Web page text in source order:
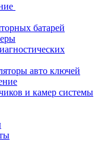
батарей
авто ключей
и камер системы